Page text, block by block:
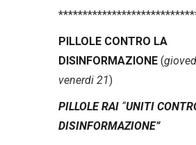
PILLOLE CONTRO LA
DISINFORMAZIONE (
venerdi 21)
PILLOLE RAI “UNITI
DISINFORMAZIONE”